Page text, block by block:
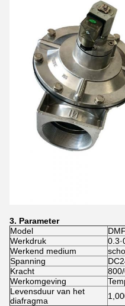
3. Parameter
Model
Werkdruk
Werkend medium
Spanning
Kracht
Werkomgeving
Levensduur van het
diafragma